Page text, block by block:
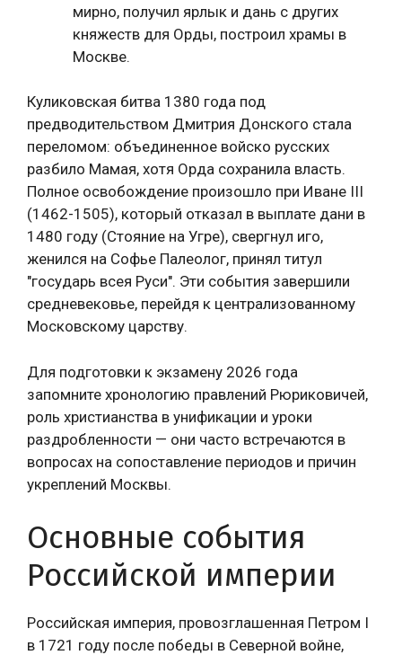
мирно, получил ярлык и дань с других
княжеств для Орды, построил храмы в
Москве.
Куликовская битва 1380 года под
предводительством Дмитрия Донского стала
переломом: объединенное войско русских
разбило Мамая, хотя Орда сохранила власть.
Полное освобождение произошло при Иване III
(1462-1505), который отказал в выплате дани в
1480 году (Стояние на Угре), свергнул иго,
женился на Софье Палеолог, принял титул
"государь всея Руси". Эти события завершили
средневековье, перейдя к централизованному
Московскому царству.
Для подготовки к экзамену 2026 года
запомните хронологию правлений Рюриковичей,
роль христианства в унификации и уроки
раздробленности — они часто встречаются в
вопросах на сопоставление периодов и причин
укреплений Москвы.
Основные события
Российской империи
Российская империя, провозглашенная Петром I
в 1721 году после победы в Северной войне,